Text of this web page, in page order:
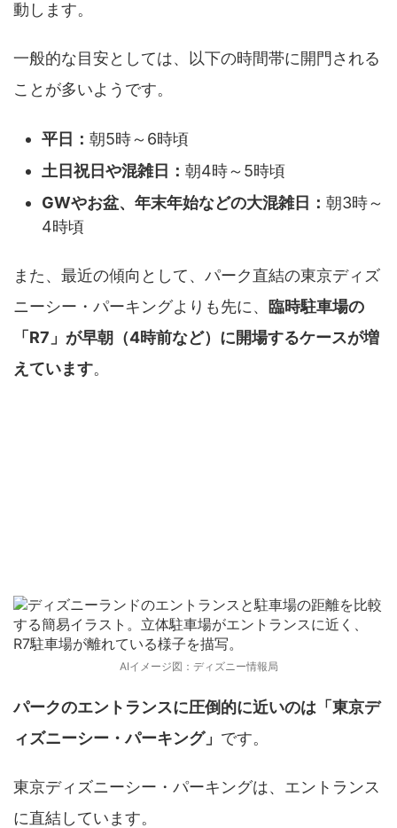
動します。
一般的な目安としては、以下の時間帯に開門される
ことが多いようです。
平日： 朝5時～6時頃
土日祝日や混雑日： 朝4時～5時頃
GWやお盆、年末年始などの大混雑日： 朝3時～
4時頃
また、最近の傾向として、パーク直結の東京ディズ
ニーシー・パーキングよりも先に、 臨時駐車場の
「R7」が早朝（4時前など）に開場するケースが増
えています。
AIイメージ図：ディズニー情報局
パークのエントランスに圧倒的に近いのは「東京デ
ィズニーシー・パーキング」 です。
東京ディズニーシー・パーキングは、エントランス
に直結しています。